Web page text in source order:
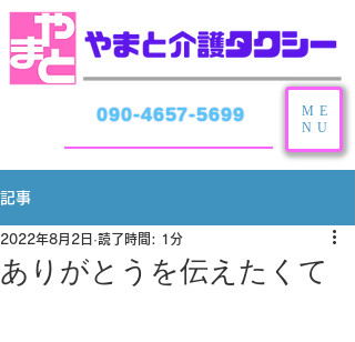
090-4657-5699
ME
NU
記事
ありがとうを伝えたくて
2022年8月2日 読了時間: 1分